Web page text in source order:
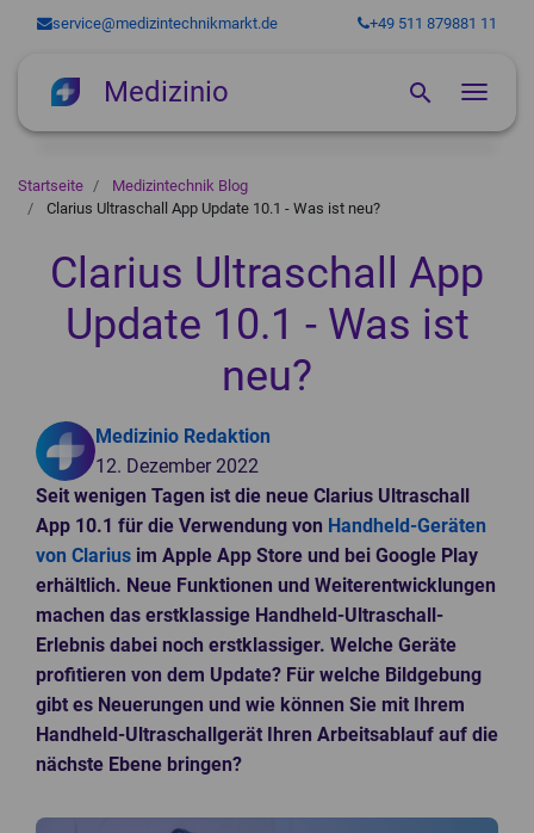
service@medizintechnikmarkt.de +49 511 879881 11
Medizinio search
Ultraschallgeräte
Gebrauchte Ultraschallgeräte
Gynäkologie Ultraschallgeräte
Hand Ultraschallgeräte
Tragbare Ultraschallgeräte
Ultraschallsonden
Ultraschall Veterinärmedizin
Röntgengeräte
Angiographiegeräte
C-Bogen
Dental-Röntgengeräte
Gebraucht
Hersteller
Mammographiegeräte
Mobile Röntgengeräte
Röntgendetektoren
Speicherfolienscanner
Veterinär Röntgengeräte
EKG-Geräte
12 Kanal EKG-Geräte
Belastungs-EKG
Ruhe-EKG
Sauganlagen
Instrumentenaufbereitung
Autoklaven und Sterilisatoren
Steckbeckenspüler
MRT Spulen
Dentale Behandlungseinheiten
Gynäkologische Stühle
Medizinische Laser
Stoßwellengeräte
Knochendichtemessgeräte
CT-Geräte
Patientenmonitore
POCT-Geräte
Endoskope
3D-Drucker Dental
Software
Online-Terminkalender
Praxissoftware
Zahnarztsoftware
Services für Arztpraxen
Praxisfinanzierung
Medizingeräte Finanzierung
So funktioniert's
Über uns
person
Startseite
Medizintechnik Blog
Clarius Ultraschall App Update 10.1 - Was ist neu?
Clarius Ultraschall App
Update 10.1 - Was ist
neu?
Medizinio Redaktion
12. Dezember 2022
Seit wenigen Tagen ist die neue Clarius Ultraschall
App 10.1 für die Verwendung von Handheld-Geräten
von Clarius im Apple App Store und bei Google Play
erhältlich. Neue Funktionen und Weiterentwicklungen
machen das erstklassige Handheld-Ultraschall-
Erlebnis dabei noch erstklassiger. Welche Geräte
profitieren von dem Update? Für welche Bildgebung
gibt es Neuerungen und wie können Sie mit Ihrem
Handheld-Ultraschallgerät Ihren Arbeitsablauf auf die
nächste Ebene bringen?